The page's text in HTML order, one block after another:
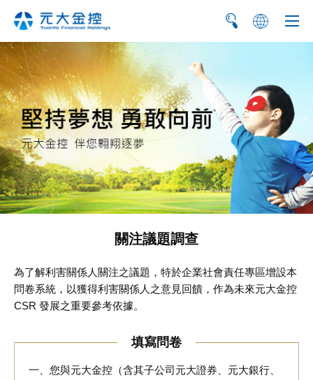
简 EN
關注議題調查
為了解利害關係人關注之議題，特於企業社會責任專區增設本
問卷系統，以獲得利害關係人之意見回饋，作為未來元大金控
CSR 發展之重要參考依據。
填寫問卷
您與元大金控（含其子公司元大證券、元大銀行、